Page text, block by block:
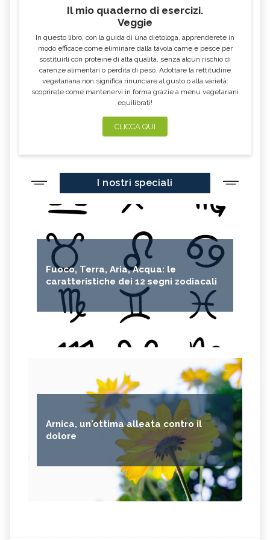
Il mio quaderno di esercizi.
Veggie
In questo libro, con la guida di una dietologa, apprenderete in
modo efficace come eliminare dalla tavola carne e pesce per
sostituirli con proteine di alta qualità, senza alcun rischio di
carenze alimentari o perdita di peso. Adottare la rettitudine
vegetariana non significa rinunciare al gusto o alla varietà:
scoprirete come mantenervi in forma grazie a menu vegetariani
equilibrati!
CLICCA QUI
I nostri speciali
Fuoco, Terra, Aria, Acqua: le
caratteristiche dei 12 segni zodiacali
Arnica, un'ottima alleata contro il
dolore